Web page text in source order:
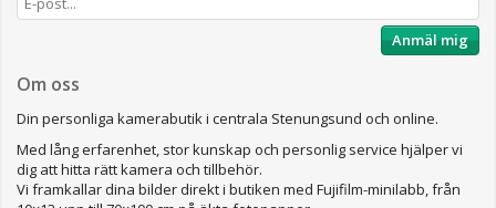
Anmäl mig
Om oss
Din personliga kamerabutik i centrala Stenungsund och online.
Med lång erfarenhet, stor kunskap och personlig service hjälper vi
dig att hitta rätt kamera och tillbehör.
Vi framkallar dina bilder direkt i butiken med Fujifilm-minilabb, från